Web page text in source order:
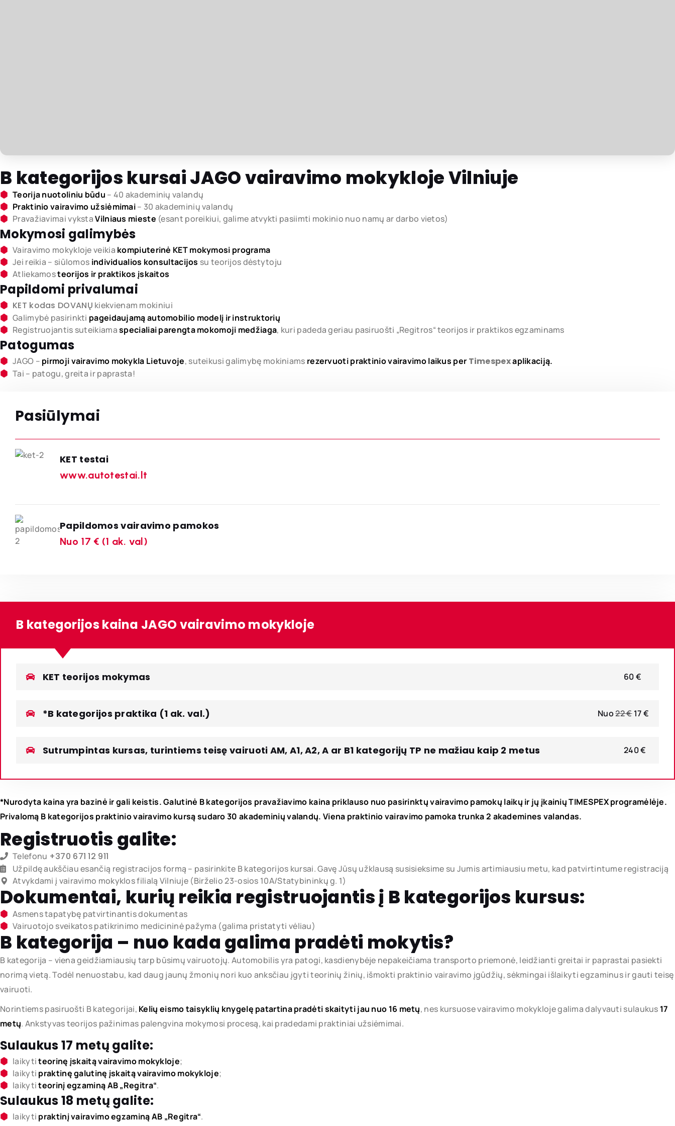
B kategorijos kursai JAGO vairavimo mokykloje Vilniuje
Teorija nuotoliniu būdu – 40 akademinių valandų
Praktinio vairavimo užsiėmimai– 30 akademinių valandų
Pravažiavimai vykstaVilniaus mieste (esant poreikiui, galime atvykti pasiimti mokinio nuo namų ar darbo vietos)
Mokymosi galimybės
Vairavimo mokykloje veikia kompiuterinė KET mokymosi programa
Jei reikia – siūlomos individualios konsultacijos su teorijos dėstytoju
Atliekamosteorijos ir praktikos įskaitos
Papildomi privalumai
KET kodas DOVANŲ kiekvienam mokiniui
Galimybė pasirinkti pageidaujamą automobilio modelį ir instruktorių
Registruojantis suteikiamaspecialiai parengta mokomoji medžiaga, kuri padeda geriau pasiruošti „Regitros“ teorijos ir praktikos egzaminams
Patogumas
JAGO – pirmoji vairavimo mokykla Lietuvoje, suteikusi galimybę mokiniams rezervuoti praktinio vairavimo laikus per Timespexaplikaciją.
Tai – patogu, greita ir paprasta!
Pasiūlymai
KET testai
www.autotestai.lt
Papildomos vairavimo pamokos
Nuo 17 € (1 ak. val)
B kategorijos kaina JAGO vairavimo mokykloje
KET teorijos mokymas 60 €
*B kategorijos praktika (1 ak. val.) Nuo22 €17 €
Sutrumpintas kursas, turintiems teisę vairuoti AM, A1, A2, A ar B1 kategorijų TP ne mažiau kaip 2 metus 240 €
*Nurodyta kaina yra bazinė ir gali keistis. Galutinė B kategorijos pravažiavimo kaina priklauso nuo pasirinktų vairavimo pamokų laikų ir jų įkainių TIMESPEX programėlėje.
Privalomą B kategorijos praktinio vairavimo kursą sudaro 30 akademinių valandų. Viena praktinio vairavimo pamoka trunka 2 akademines valandas.
Registruotis galite:
Telefonu +370 671 12 911
Užpildę aukščiau esančią registracijos formą – pasirinkite B kategorijos kursai. Gavę Jūsų užklausą susisieksime su Jumis artimiausiu metu, kad patvirtintume registraciją
Atvykdami į vairavimo mokyklos filialą Vilniuje (Birželio 23-osios 10A/Statybininkų g. 1)
Dokumentai, kurių reikia registruojantis į B kategorijos kursus:
Asmens tapatybę patvirtinantis dokumentas
Vairuotojo sveikatos patikrinimo medicininė pažyma (galima pristatyti vėliau)
B kategorija – nuo kada galima pradėti mokytis?
B kategorija – viena geidžiamiausių tarp būsimų vairuotojų. Automobilis yra patogi, kasdienybėje nepakeičiama transporto priemonė, leidžianti greitai ir paprastai pasiekti
norimą vietą. Todėl nenuostabu, kad daug jaunų žmonių nori kuo anksčiau įgyti teorinių žinių, išmokti praktinio vairavimo įgūdžių, sėkmingai išlaikyti egzaminus ir gauti teisę
vairuoti.
Norintiems pasiruošti B kategorijai, Kelių eismo taisyklių knygelę patartina pradėti skaityti jau nuo 16 metų, nes kursuose vairavimo mokykloje galima dalyvauti sulaukus 17
metų. Ankstyvas teorijos pažinimas palengvina mokymosi procesą, kai pradedami praktiniai užsiėmimai.
Sulaukus 17 metų galite:
laikytiteorinę įskaitą vairavimo mokykloje;
laikyti praktinę galutinę įskaitą vairavimo mokykloje;
laikytiteorinį egzaminą AB „Regitra“.
Sulaukus 18 metų galite:
laikyti praktinį vairavimo egzaminą AB „Regitra“.